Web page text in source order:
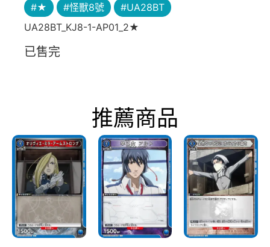
#★ #怪獸8號
#UA28BT
UA28BT_KJ8-1-AP01_2★
已售完
推薦商品